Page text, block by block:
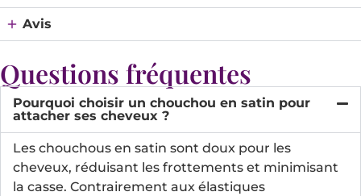
Avis
Questions fréquentes
Pourquoi choisir un chouchou en satin pour
attacher ses cheveux ?
Les chouchous en satin sont doux pour les
cheveux, réduisant les frottements et minimisant
la casse. Contrairement aux élastiques